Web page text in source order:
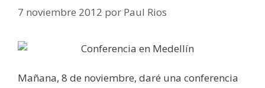
7 noviembre 2012 por Paul Rios
Mañana, 8 de noviembre, daré una conferencia